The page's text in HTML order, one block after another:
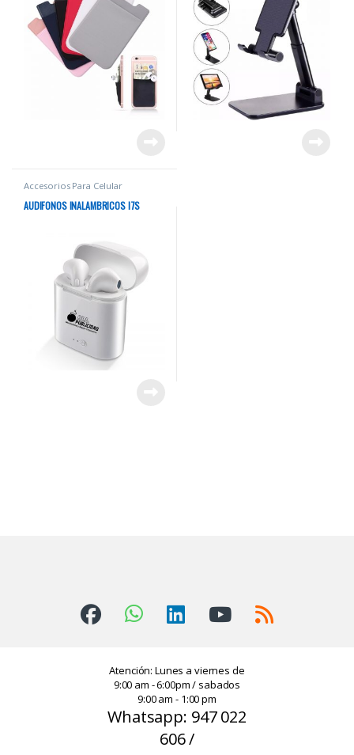
Accesorios Para Celular
AUDIFONOS INALAMBRICOS I7S
Atención: Lunes a viernes de
9:00 am - 6:00pm / sabados
9:00 am - 1:00 pm
Whatsapp: 947 022
606 /